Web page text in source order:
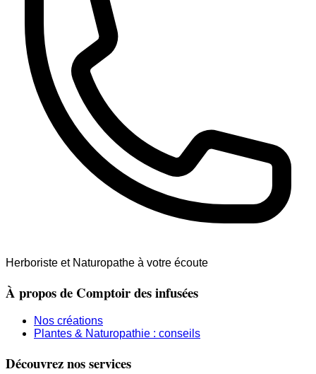
Herboriste et Naturopathe à votre écoute
À propos de Comptoir des infusées
Nos créations
Plantes & Naturopathie : conseils
Découvrez nos services